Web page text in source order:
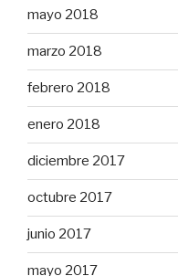
mayo 2018
marzo 2018
febrero 2018
enero 2018
diciembre 2017
octubre 2017
junio 2017
mayo 2017